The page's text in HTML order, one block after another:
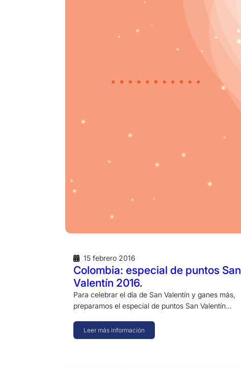
15 febrero 2016
Colombia: especial de puntos San
Valentín 2016.
Para celebrar el día de San Valentín y ganes más,
preparamos el especial de puntos San Valentín…
Leer más información